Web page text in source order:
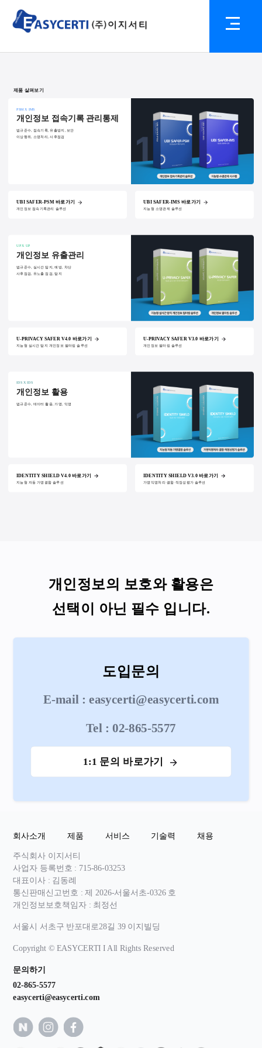
제품 살펴보기
PSM X IMS
개인정보 접속기록 관리통제
법규준수, 접속기록, 유출방지, 보안
이상행위, 소명처리, 사후점검
UBI SAFER-PSM 바로가기
개인정보 접속기록관리 솔루션
UBI SAFER-IMS 바로가기
지능형 소명관제 솔루션
UP X UP
개인정보 유출관리
법규준수, 실시간 탐지, 예방, 차단
사후점검, 유노출 점검, 탐지
U-PRIVACY SAFER V4.0 바로가기
지능형 실시간 탐지 개인정보 필터링 솔루션
U-PRIVACY SAFER V3.0 바로가기
개인정보 필터링 솔루션
IDS X IDS
개인정보 활용
법규준수, 데이터 활용, 가명, 익명
IDENTITY SHIELD V4.0 바로가기
지능형 자동 가명결합 솔루션
IDENTITY SHIELD V3.0 바로가기
가명익명처리·결합·적정성평가 솔루션
개인정보의 보호와 활용은
선택이 아닌 필수 입니다.
도입문의
E-mail : easycerti@easycerti.com
Tel : 02-865-5577
1:1 문의 바로가기
회사소개 제품 서비스 기술력 채용
주식회사 이지서티
사업자 등록번호 : 715-86-03253
대표이사 : 김동례
통신판매신고번호 : 제 2026-서울서초-0326 호
개인정보보호책임자 : 최정선
서울시 서초구 반포대로28길 39 이지빌딩
Copyright © EASYCERTI I All Rights Reserved
문의하기
02-865-5577
easycerti@easycerti.com